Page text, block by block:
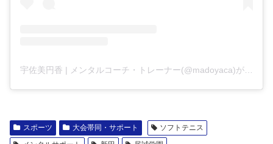
スポーツ 大会帯同・サポート
ソフトテニス